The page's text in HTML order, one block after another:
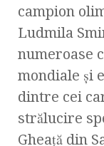
campion
Ludmila
numeroase
mondiale şi
dintre cei
strălucire
Gheaţă din